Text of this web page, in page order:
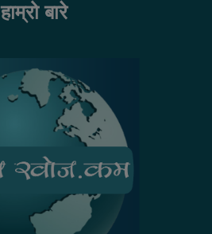
हाम्रो बारे